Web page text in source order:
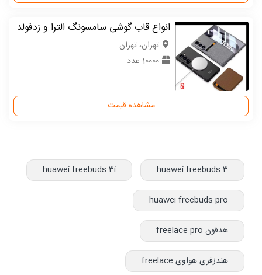
انواع قاب گوشی سامسونگ الترا و زدفولد
تهران، تهران
10000 عدد
مشاهده قیمت
huawei freebuds ۳ huawei freebuds ۳i
huawei freebuds pro
هدفون freelace pro
هندزفری هواوی freelace